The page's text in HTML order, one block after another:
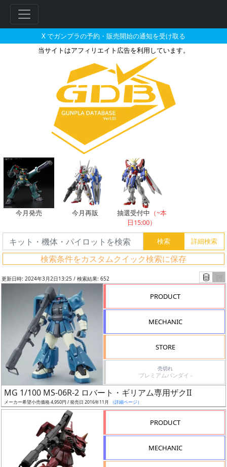
X でガンプラの予約・販売開始の通知を受け取る
当サイトはアフィリエイト広告を利用しています。
MG 1/100 MS-06R-2 ロバート・
今月発売 今月再販 抽選受付中 （~本
日15:00）
検索条件をカスタムクイック検索に保存
フ
リ
更新日時: 2024年3月2日13:25 / 検索結果: 652
PRODUCT
MECHANIC
STORE
売切れ
プレミアムバンダイ -
MG 1/100 MS-06R-2 ロバート・ギリアム専用ザクII
メーカー希望小売価格 4,950円 / 発売日 2016年11月 （詳細ページ）
PRODUCT
MECHANIC